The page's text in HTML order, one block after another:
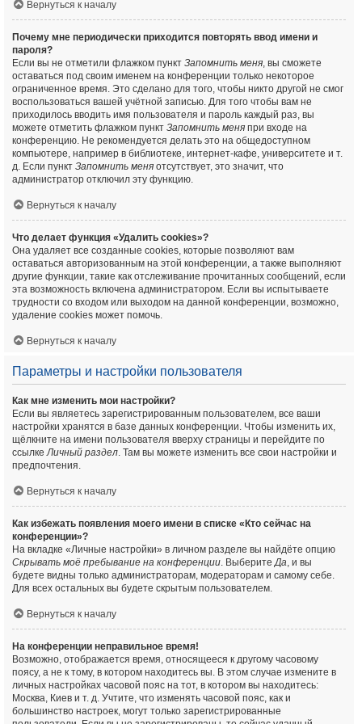
Вернуться к началу
Почему мне периодически приходится повторять ввод имени и
пароля?
Если вы не отметили флажком пункт Запомнить меня, вы сможете
оставаться под своим именем на конференции только некоторое
ограниченное время. Это сделано для того, чтобы никто другой не смог
воспользоваться вашей учётной записью. Для того чтобы вам не
приходилось вводить имя пользователя и пароль каждый раз, вы
можете отметить флажком пункт Запомнить меня при входе на
конференцию. Не рекомендуется делать это на общедоступном
компьютере, например в библиотеке, интернет-кафе, университете и т.
д. Если пункт Запомнить меня отсутствует, это значит, что
администратор отключил эту функцию.
Вернуться к началу
Что делает функция «Удалить cookies»?
Она удаляет все созданные cookies, которые позволяют вам
оставаться авторизованным на этой конференции, а также выполняют
другие функции, такие как отслеживание прочитанных сообщений, если
эта возможность включена администратором. Если вы испытываете
трудности со входом или выходом на данной конференции, возможно,
удаление cookies может помочь.
Вернуться к началу
Параметры и настройки пользователя
Как мне изменить мои настройки?
Если вы являетесь зарегистрированным пользователем, все ваши
настройки хранятся в базе данных конференции. Чтобы изменить их,
щёлкните на имени пользователя вверху страницы и перейдите по
ссылкеЛичный раздел. Там вы можете изменить все свои настройки и
предпочтения.
Вернуться к началу
Как избежать появления моего имени в списке «Кто сейчас на
конференции»?
На вкладке «Личные настройки» в личном разделе вы найдёте опцию
Скрывать моё пребывание на конференции. ВыберитеДа, и вы
будете видны только администраторам, модераторам и самому себе.
Для всех остальных вы будете скрытым пользователем.
Вернуться к началу
На конференции неправильное время!
Возможно, отображается время, относящееся к другому часовому
поясу, а не к тому, в котором находитесь вы. В этом случае измените в
личных настройках часовой пояс на тот, в котором вы находитесь:
Москва, Киев и т. д. Учтите, что изменять часовой пояс, как и
большинство настроек, могут только зарегистрированные